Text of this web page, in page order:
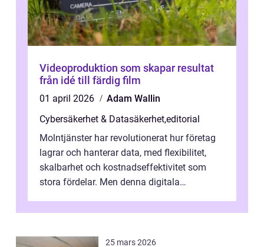
Videoproduktion som skapar resultat
från idé till färdig film
01 april 2026
Adam Wallin
Cybersäkerhet & Datasäkerhet,editorial
Molntjänster har revolutionerat hur företag
lagrar och hanterar data, med flexibilitet,
skalbarhet och kostnadseffektivitet som
stora fördelar. Men denna digitala
25 mars 2026